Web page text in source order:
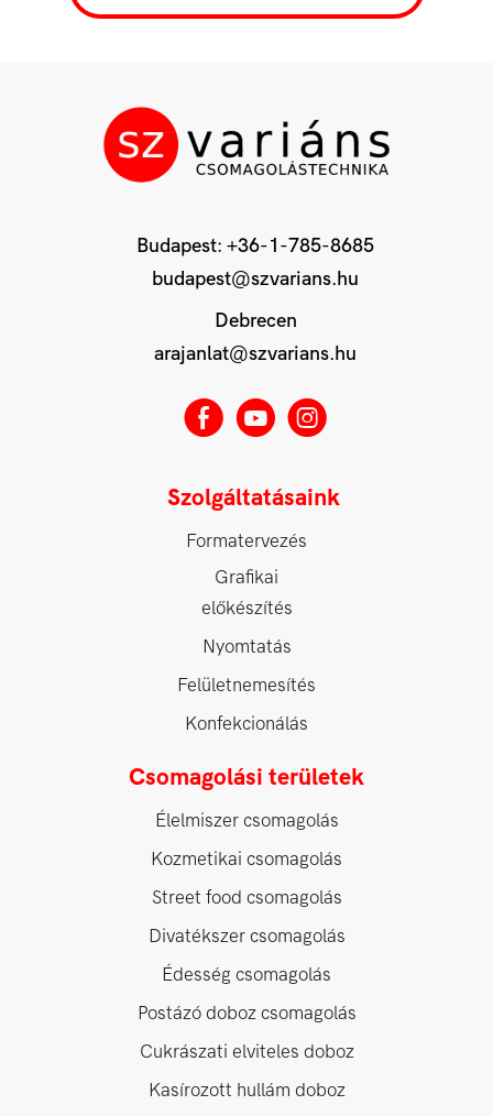
Budapest: +36-1-785-8685
budapest@szvarians.hu
Debrecen
arajanlat@szvarians.hu
E M Q
Szolgáltatásaink
Formatervezés
Grafikai
előkészítés
Nyomtatás
Felületnemesítés
Konfekcionálás
Csomagolási területek
Élelmiszer csomagolás
Kozmetikai csomagolás
Street food csomagolás
Divatékszer csomagolás
Édesség csomagolás
Postázó doboz csomagolás
Cukrászati elviteles doboz
Kasírozott hullám doboz